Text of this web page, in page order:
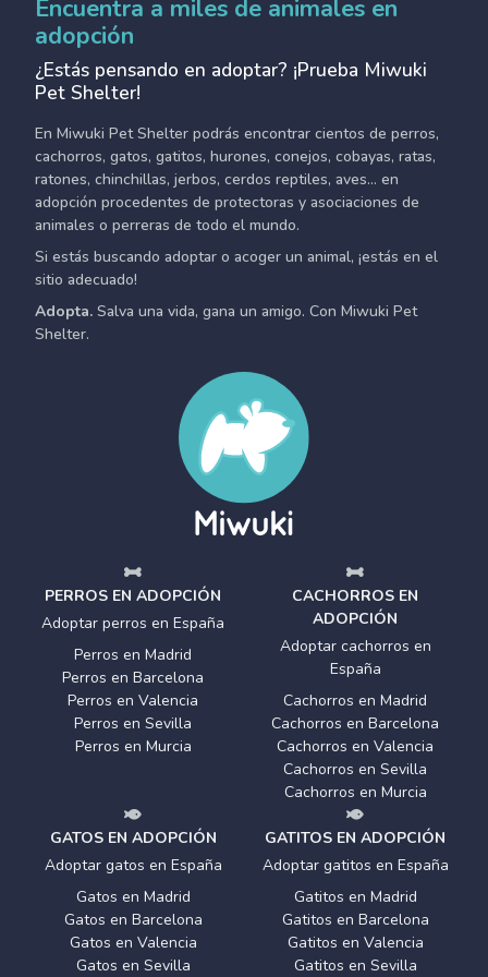
Encuentra a miles de animales en
adopción
¿Estás pensando en adoptar? ¡Prueba Miwuki
Pet Shelter!
En Miwuki Pet Shelter podrás encontrar cientos de perros,
cachorros, gatos, gatitos, hurones, conejos, cobayas, ratas,
ratones, chinchillas, jerbos, cerdos reptiles, aves... en
adopción procedentes de protectoras y asociaciones de
animales o perreras de todo el mundo.
Si estás buscando adoptar o acoger un animal, ¡estás en el
sitio adecuado!
Adopta. Salva una vida, gana un amigo. Con Miwuki Pet
Shelter.
PERROS EN ADOPCIÓN
Adoptar perros en España
Perros en Madrid
Perros en Barcelona
Perros en Valencia
Perros en Sevilla
Perros en Murcia
CACHORROS EN
ADOPCIÓN
Adoptar cachorros en
España
Cachorros en Madrid
Cachorros en Barcelona
Cachorros en Valencia
Cachorros en Sevilla
Cachorros en Murcia
GATOS EN ADOPCIÓN
Adoptar gatos en España
Gatos en Madrid
Gatos en Barcelona
Gatos en Valencia
Gatos en Sevilla
GATITOS EN ADOPCIÓN
Adoptar gatitos en España
Gatitos en Madrid
Gatitos en Barcelona
Gatitos en Valencia
Gatitos en Sevilla